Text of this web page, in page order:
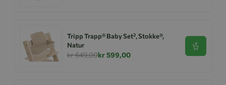
Tripp Trapp® Baby Set², Stokke®,
Natur
kr 649,00kr 599,00
Se